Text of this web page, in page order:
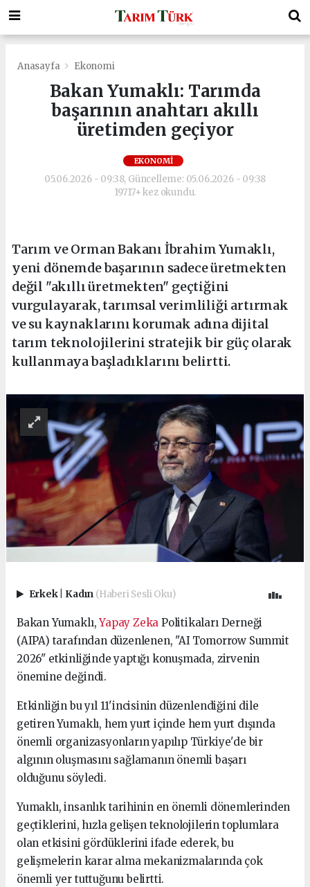
Anasayfa Ekonomi
Bakan Yumaklı: Tarımda
başarının anahtarı akıllı
üretimden geçiyor
EKONOMI
05.06.2026 - 09:38, Güncelleme: 05.06.2026 - 09:38
19717+ kez okundu.
Tarım ve Orman Bakanı İbrahim Yumaklı,
yeni dönemde başarının sadece üretmekten
değil "akıllı üretmekten" geçtiğini
vurgulayarak, tarımsal verimliliği artırmak
ve su kaynaklarını korumak adına dijital
tarım teknolojilerini stratejik bir güç olarak
kullanmaya başladıklarını belirtti.
Erkek Kadın (Haberi Sesli Oku)
Bakan Yumaklı,Yapay Zeka Politikaları Derneği
(AIPA) tarafından düzenlenen, "AI Tomorrow Summit
2026" etkinliğinde yaptığı konuşmada, zirvenin
önemine değindi.
Etkinliğin bu yıl 11'incisinin düzenlendiğini dile
getiren Yumaklı, hem yurt içinde hem yurt dışında
önemli organizasyonların yapılıp Türkiye'de bir
algının oluşmasını sağlamanın önemli başarı
olduğunu söyledi.
Yumaklı, insanlık tarihinin en önemli dönemlerinden
geçtiklerini, hızla gelişen teknolojilerin toplumlara
olan etkisini gördüklerini ifade ederek, bu
gelişmelerin karar alma mekanizmalarında çok
önemli yer tuttuğunu belirtti.